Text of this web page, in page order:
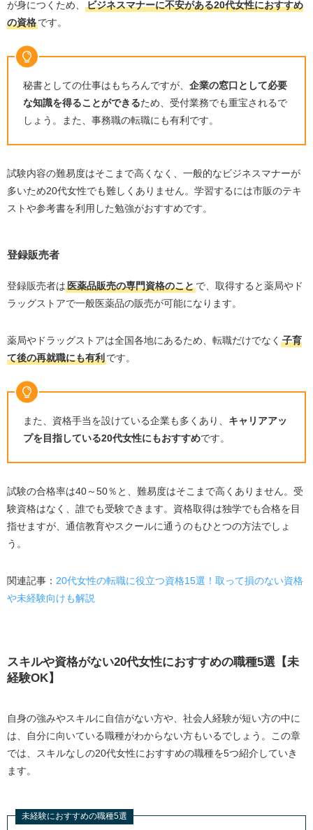
が身につくため、
ビジネスマナーに不安がある20代女性におすすめ
の資格です。
秘書としての仕事はもちろんですが、 企業の窓口として必要
な知識を得ることができるため、受付業務でも重宝されるで
しょう。また、事務職の転職にも有利です。
試験内容の難易度はそこまで高くなく、一般的なビジネスマナーが
多いため20代女性でも難しくありません。学習するには市販のテキ
ストや参考書を利用した勉強がおすすめです。
登録販売者
登録販売者は医薬品販売の専門資格のことで、取得すると薬局やド
ラッグストアで一般医薬品の販売が可能になります。
薬局やドラッグストアは全国各地にあるため、転職だけでなく 子育
て後の再就職にも有利です。
また、資格手当を設けている企業も多くあり、 キャリアアッ
プを目指している20代女性にもおすすめです。
試験の合格率は40～50％と、難易度はそこまで高くありません。受
験資格はなく、誰でも受験できます。資格取得は独学でも合格を目
指せますが、通信教育やスクールに通うのもひとつの方法でしょ
う。
関連記事： 20代女性の転職に役立つ資格15選！取って損のない資格
や未経験向けも解説
スキルや資格がない20代女性におすすめの職種5選【未
経験OK】
自身の強みやスキルに自信がない方や、社会人経験が短い方の中に
は、自分に向いている職種がわからない方もいるでしょう。この章
では、スキルなしの20代女性におすすめの職種を5つ紹介していき
ます。
未経験におすすめの職種5選